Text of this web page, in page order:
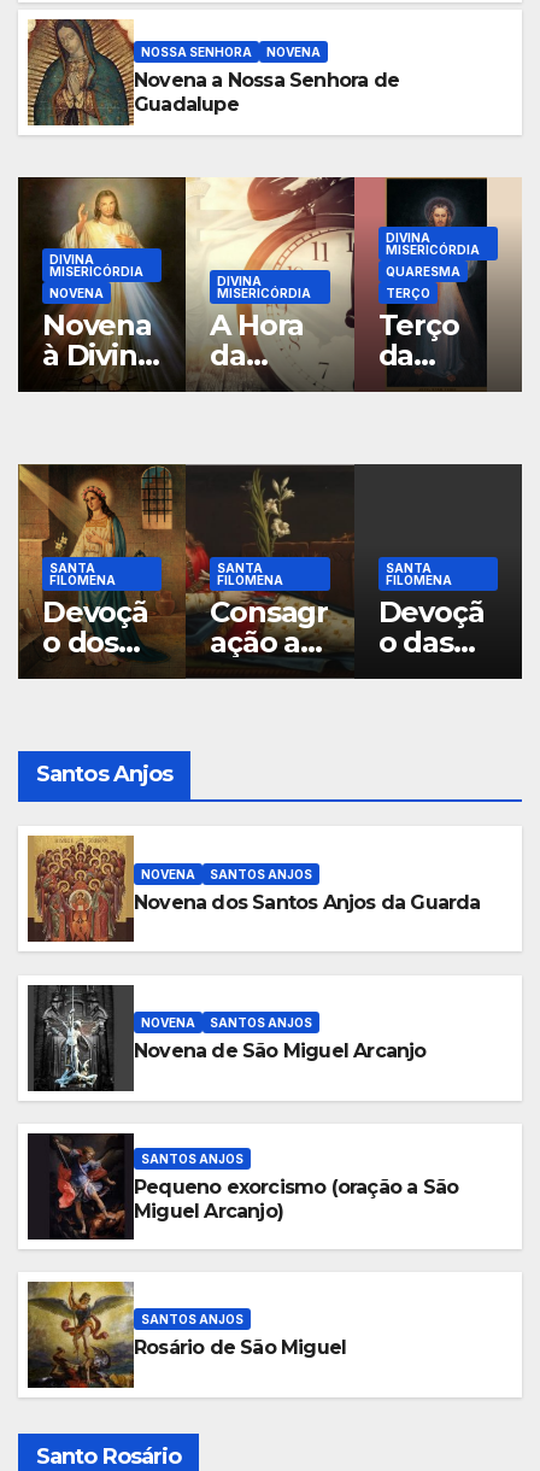
NOSSA SENHORA NOVENA
Novena a Nossa Senhora de
Guadalupe
DIVINA
MISERICÓRDIA
NOVENA
Novena
à Divina
Misericó
DIVINA
MISERICÓRDIA
A Hora
da
Misericó
DIVINA
MISERICÓRDIA
QUARESMA
TERÇO
Terço
da
Misericó
SANTA
FILOMENA
Devoçã
o dos
Três
Filomen
a)
SANTA
FILOMENA
Consagr
ação a
Santa
ra
SANTA
FILOMENA
Devoçã
o das
Sextas-
a
Santos Anjos
NOVENA SANTOS ANJOS
Novena dos Santos Anjos da Guarda
NOVENA SANTOS ANJOS
Novena de São Miguel Arcanjo
SANTOS ANJOS
Pequeno exorcismo (oração a São
Miguel Arcanjo)
SANTOS ANJOS
Rosário de São Miguel
Santo Rosário